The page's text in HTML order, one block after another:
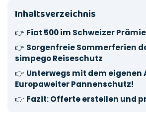
Inhaltsverzeichnis
👉 Fiat 500 im Schweizer
👉 Sorgenfreie Sommerferien
simpego Reiseschutz
👉 Unterwegs mit dem eigenen
Europaweiter Pannenschutz!
👉 Fazit: Offerte erstellen und